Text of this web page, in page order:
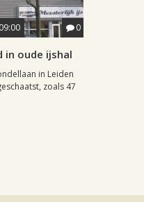
0
in oude ijshal
in Leiden
zoals 47